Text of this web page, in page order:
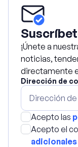
¡Únete a
noticias,
directamente
Dirección de
Acepto las
Acepto el
adicionales